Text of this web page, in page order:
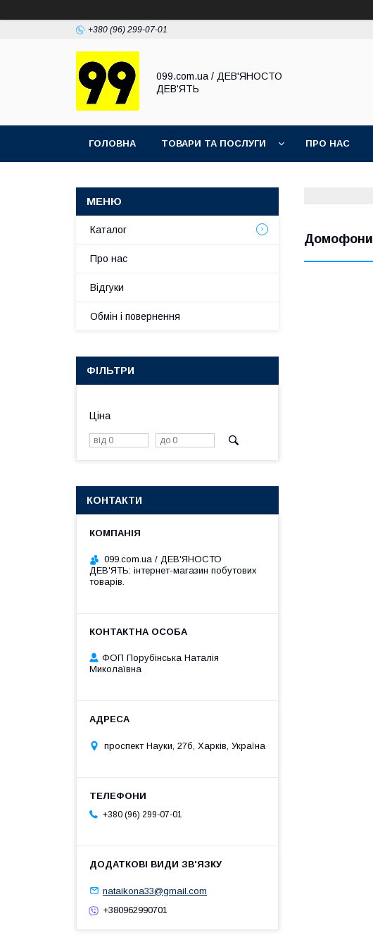
+380 (96) 299-07-01
099.com.ua / ДЕВ'ЯНОСТО
ДЕВ'ЯТЬ
ГОЛОВНА ТОВАРИ ТА ПОСЛУГИ ПРО НАС
Домофони
Каталог
Про нас
Відгуки
Обмін і повернення
ФІЛЬТРИ
Ціна
КОНТАКТИ
099.com.ua / ДЕВ'ЯНОСТО
ДЕВ'ЯТЬ: інтернет-магазин побутових
товарів.
ФОП Порубінська Наталія
Миколаївна
проспект Науки, 27б, Харків, Україна
+380 (96) 299-07-01
nataikona33@gmail.com
+380962990701